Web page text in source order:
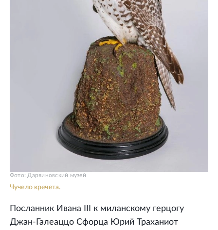
Чучело кречета.
Фото: Дарвиновский музей
Посланник Ивана III к миланскому герцогу
Джан-Галеаццо Сфорца Юрий Траханиот